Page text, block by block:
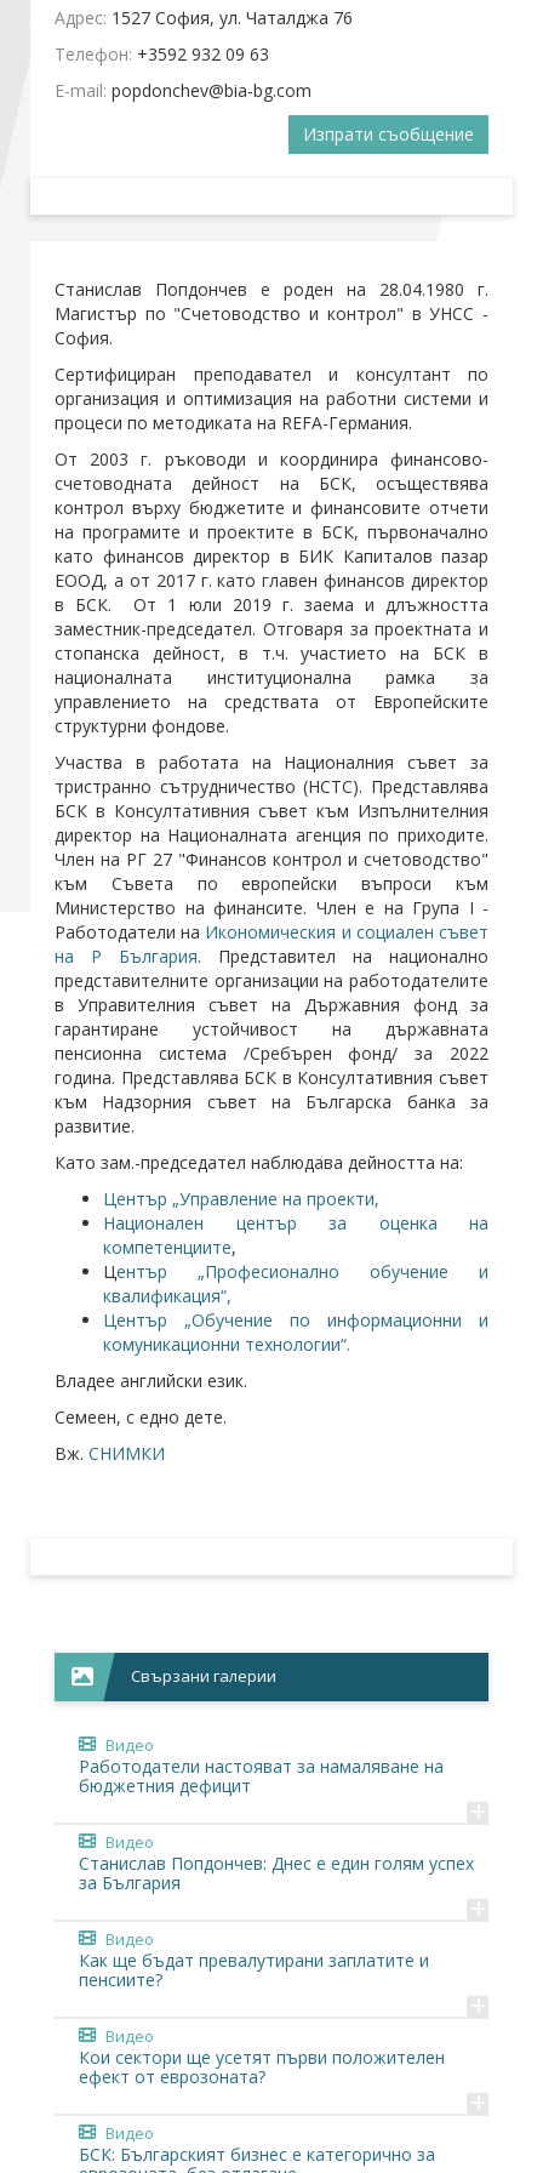
Стани член
Абонирайте се!
Адрес: 1527 София, ул. Чаталджа 76
Телефон: +3592 932 09 63
E-mail:
Изпрати съобщение
Станислав Попдончев е роден на 28.04.1980 г.
Магистър по "Счетоводство и контрол" в УНСС -
София.
Сертифициран преподавател и консултант по
организация и оптимизация на работни системи и
процеси по методиката на REFA-Германия.
От 2003 г. ръководи и координира финансово-
счетоводната дейност на БСК, осъществява
контрол върху бюджетите и финансовите отчети
на програмите и проектите в БСК, първоначално
като финансов директор в БИК Капиталов пазар
ЕООД, а от 2017 г. като главен финансов директор
в БСК. От 1 юли 2019 г. заема и длъжността
заместник-председател. Отговаря за проектната и
стопанска дейност, в т.ч. участието на БСК в
националната институционална рамка за
управлението на средствата от Европейските
структурни фондове.
Участва в работата на Националния съвет за
тристранно сътрудничество (НСТС). Представлява
БСК в Консултативния съвет към Изпълнителния
директор на Националната агенция по приходите.
Член на РГ 27 "Финансов контрол и счетоводство"
към Съвета по европейски въпроси към
Министерство на финансите. Член е на Група I -
Работодатели на Икономическия и социален съвет
на Р България. Представител на национално
представителните организации на работодателите
в Управителния съвет на Държавния фонд за
гарантиране устойчивост на държавната
пенсионна система /Сребърен фонд/ за 2022
година. Представлява БСК в Консултативния съвет
към Надзорния съвет на Българска банка за
развитие.
Като зам.-председател наблюдава дейността на:
Център „Управление на проекти,
Национален център за оценка на
компетенциите,
Център „Професионално обучение и
квалификация“,
Център „Обучение по информационни и
комуникационни технологии“.
Владее английски език.
Семеен, с едно дете.
Вж. СНИМКИ
Свързани галерии
Видео
Работодатели настояват за намаляване на
бюджетния дефицит
+
Видео
Станислав Попдончев: Днес е един голям успех
за България
+
Видео
Как ще бъдат превалутирани заплатите и
пенсиите?
+
Видео
Кои сектори ще усетят първи положителен
ефект от еврозоната?
+
Видео
БСК: Българският бизнес е категорично за